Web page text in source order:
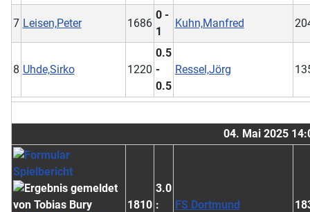
7 Leisen,Peter 1686
0 -
1
Kuhn,Manfred
8 Uhde,Sirko 1220
0.5
-
0.5
Ressel,Jörg
04. Mai 2025
1810
3.0
:
FS Dortmund